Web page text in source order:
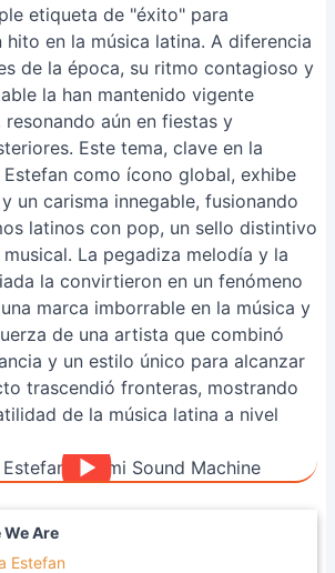
etiqueta de "éxito" para
en la música latina. A diferencia
de la época, su ritmo contagioso y
la han mantenido vigente
aún en fiestas y
Este tema, clave en la
como ícono global, exhibe
un carisma innegable, fusionando
latinos con pop, un sello distintivo
La pegadiza melodía y la
la convirtieron en un fenómeno
marca imborrable en la música y
de una artista que combinó
y un estilo único para alcanzar
trascendió fronteras, mostrando
de la música latina a nivel
We Are
Estefan